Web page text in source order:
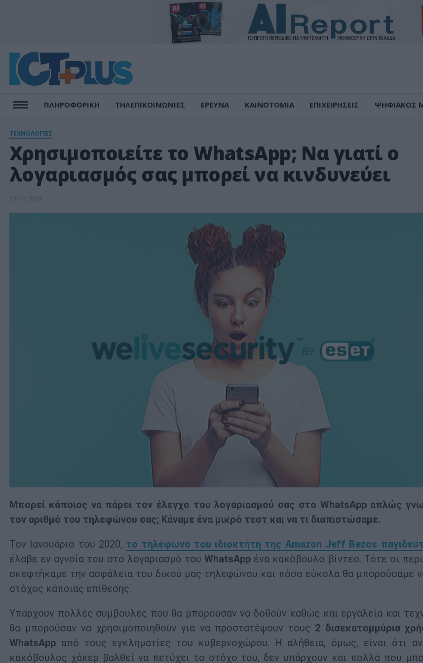
ΠΛΗΡΟΦΟΡΙΚΗ ΤΗΛΕΠΙΚΟΙΝΩΝΙΕΣ ΕΡΕΥΝΑ ΚΑΙΝΟΤΟΜΙΑ ΕΠΙΧΕΙΡΗΣΕΙΣ ΨΗΦΙΑΚΟΣ
ΤΕΧΝΟΛΟΓΙΕΣ
Χρησιμοποιείτε το WhatsApp; Να γιατί ο
λογαριασμός σας μπορεί να κινδυνεύει
23.04.2020
Μπορεί κάποιος να πάρει τον έλεγχο του λογαριασμού σας στο WhatsApp απλώς
τον αριθμό του τηλεφώνου σας; Κάναμε ένα μικρό τεστ και να τι διαπιστώσαμε.
Τον Ιανουάριο του 2020, το τηλέφωνο του ιδιοκτήτη της Amazon Jeff Bezos
έλαβε εν αγνοία του στο λογαριασμό τουWhatsApp ένα κακόβουλο βίντεο. Τότε οι
σκεφτήκαμε την ασφάλεια του δικού μας τηλεφώνου και πόσο εύκολα θα μπορούσαμε
στόχος κάποιας επίθεσης.
Υπάρχουν πολλές συμβουλές που θα μπορούσαν να δοθούν καθώς και εργαλεία και
θα μπορούσαν να χρησιμοποιηθούν για να προστατέψουν τους 2 δισεκατομμύρια
WhatsApp από τους εγκληματίες του κυβερνοχώρου. H αλήθεια, όμως, είναι ότι
κακόβουλος χάκερ βαλθεί να πετύχει το στόχο του, δεν υπάρχουν και πολλά που